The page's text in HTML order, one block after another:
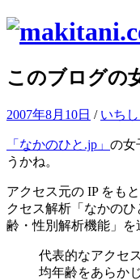
コ
ン
へ
キ
ッ
このブログの
2007年8月10日 / いち
「なかのひと.jp」 の女
うかね。
アクセス元の IP をも
クセス解析「なかの
齢・性別解析機能」を
代表的なアクセ
均年齢をあらか